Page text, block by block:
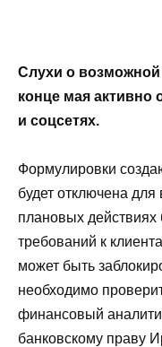
Слухи о возможной
конце мая активно
и соцсетях.
Формулировки
будет отключена
плановых действиях
требований к
может быть
необходимо
финансовый
банковскому праву